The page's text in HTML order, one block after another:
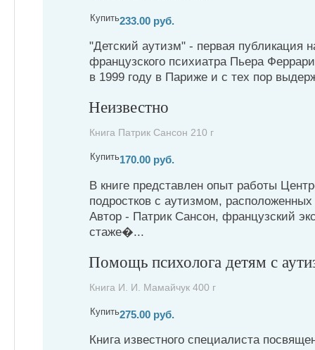
Купить233.00 руб.
"Детский аутизм" - первая публикация
французского психиатра Пьера
в 1999 году в Париже и с тех пор
Неизвестно
Книга Патрик Сансон 210 г
Купить170.00 руб.
В книге представлен опыт работы
подростков с аутизмом,
Автор - Патрик Сансон, французский
стаже�...
Помощь психолога детям с
Книга И. И. Мамайчук 400 г
Купить275.00 руб.
Книга известного специалиста